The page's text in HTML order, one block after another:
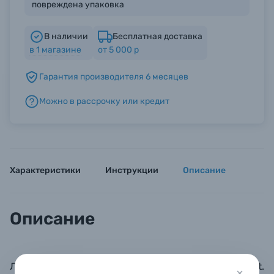
Б/У фототехника (Комиссионные товары)
Уценённые товары
повреждена упаковка
В наличии
в 1 магазине
Бесплатная доставка
от 5 000 р
Гарантия производителя 6 месяцев
Можно в рассрочку или кредит
Характеристики Инструкции Описание
Описание
Литий-ионный аккумулятор типа V-mount.